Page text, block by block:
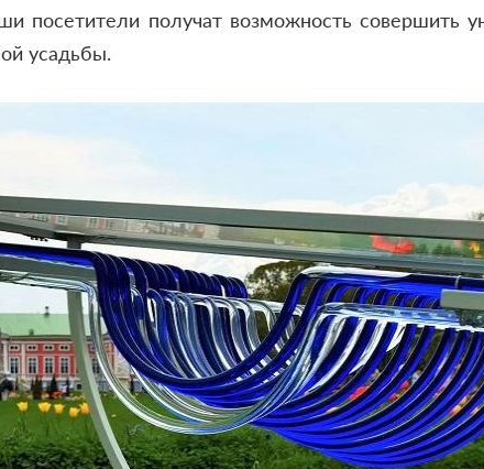
посетители получат возможность совершить
усадьбы.